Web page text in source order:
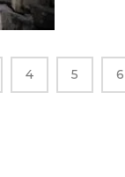
4 5 6